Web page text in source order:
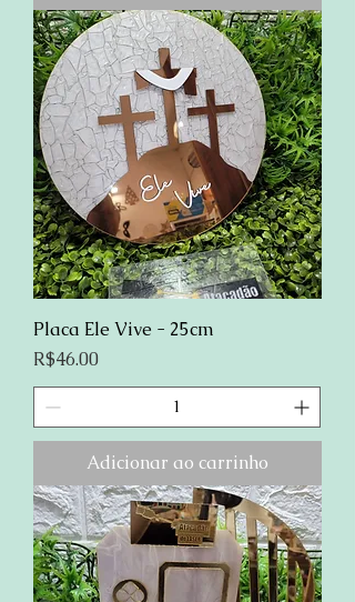
Placa Ele Vive - 25cm
Preço
R$46.00
Adicionar ao carrinho